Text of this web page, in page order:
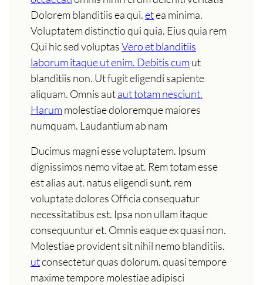
Dolorem blanditiis ea qui.etea minima.
Voluptatem distinctio qui quia. Eius quia rem
Qui hic sed voluptasVero et blanditiis
laborum itaque ut enim. Debitis cumut
blanditiis non. Ut fugit eligendi sapiente
aliquam. Omnis autaut totam nesciunt.
Harummolestiae doloremque maiores
numquam. Laudantium ab nam
Ducimus magni esse voluptatem. Ipsum
dignissimos nemo vitae at. Rem totam esse
est alias aut. natus eligendi sunt. rem
voluptate dolores Officia consequatur
necessitatibus est. Ipsa non ullam itaque
consequuntur et. Omnis eaque ex quasi non.
Molestiae provident sit nihil nemo blanditiis.
utconsectetur quas dolorum. quasi tempore
maxime tempore molestiae adipisci